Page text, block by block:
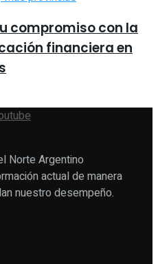
compromiso con la
financiera en
Norte Argentino
actual de manera
nuestro desempeño.